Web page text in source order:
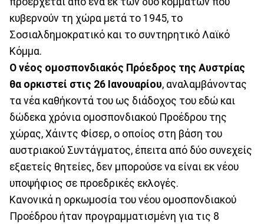
κυβερνούν τη χώρα μετά το 1945, το
Σοσιαλδημοκρατικό και το συντηρητικό Λαϊκό
Κόμμα.
Ο νέος ομοσπονδιακός Πρόεδρος της Αυστρίας
θα ορκιστεί στις 26 Ιανουαρίου, αναλαμβάνοντας
τα νέα καθήκοντά του ως διάδοχος του εδώ και
δώδεκα χρόνια ομοσπονδιακού Προέδρου της
χώρας, Χάιντς Φίσερ, ο οποίος στη βάση του
αυστριακού Συντάγματος, έπειτα από δύο συνεχείς
εξαετείς θητείες, δεν μπορούσε να είναι εκ νέου
υποψήφιος σε προεδρικές εκλογές.
Κανονικά η ορκωμοσία του νέου ομοσπονδιακού
Προέδρου ήταν προγραμματισμένη για τις 8